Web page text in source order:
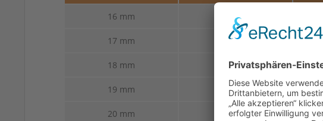
16 mm 14 mm
17 mm 14 mm
18 mm 14 mm
19 mm 14 mm
20 mm 16 mm